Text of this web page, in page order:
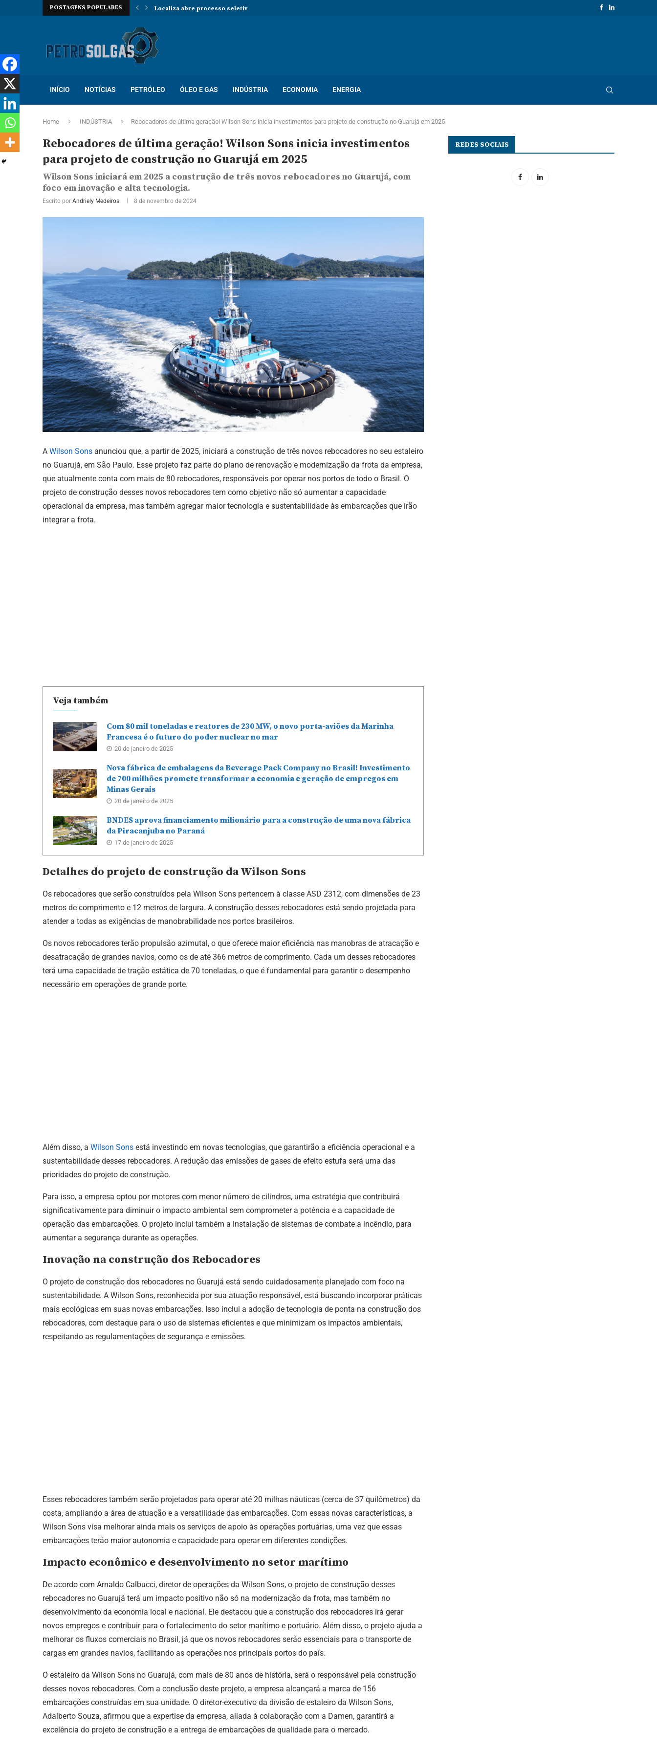
POSTAGENS POPULARES Localiza abre processo seletivo com mais de 400...
INÍCIO NOTÍCIAS PETRÓLEO ÓLEO E GAS INDÚSTRIA ECONOMIA ENERGIA
Home INDÚSTRIA Rebocadores de última geração! Wilson Sons inicia investimentos para projeto de construção no Guarujá em 2025
Rebocadores de última geração! Wilson Sons inicia investimentos
para projeto de construção no Guarujá em 2025
Wilson Sons iniciará em 2025 a construção de três novos rebocadores no Guarujá, com
foco em inovação e alta tecnologia.
Escrito por Andriely Medeiros 8 de novembro de 2024
A Wilson Sons anunciou que, a partir de 2025, iniciará a construção de três novos rebocadores no seu estaleiro
no Guarujá, em São Paulo. Esse projeto faz parte do plano de renovação e modernização da frota da empresa,
que atualmente conta com mais de 80 rebocadores, responsáveis por operar nos portos de todo o Brasil. O
projeto de construção desses novos rebocadores tem como objetivo não só aumentar a capacidade
operacional da empresa, mas também agregar maior tecnologia e sustentabilidade às embarcações que irão
integrar a frota.
Veja também
Com 80 mil toneladas e reatores de 230 MW, o novo porta-aviões da Marinha
Francesa é o futuro do poder nuclear no mar
20 de janeiro de 2025
Nova fábrica de embalagens da Beverage Pack Company no Brasil! Investimento
de 700 milhões promete transformar a economia e geração de empregos em
Minas Gerais
20 de janeiro de 2025
BNDES aprova financiamento milionário para a construção de uma nova fábrica
da Piracanjuba no Paraná
17 de janeiro de 2025
Detalhes do projeto de construção da Wilson Sons
Os rebocadores que serão construídos pela Wilson Sons pertencem à classe ASD 2312, com dimensões de 23
metros de comprimento e 12 metros de largura. A construção desses rebocadores está sendo projetada para
atender a todas as exigências de manobrabilidade nos portos brasileiros.
Os novos rebocadores terão propulsão azimutal, o que oferece maior eficiência nas manobras de atracação e
desatracação de grandes navios, como os de até 366 metros de comprimento. Cada um desses rebocadores
terá uma capacidade de tração estática de 70 toneladas, o que é fundamental para garantir o desempenho
necessário em operações de grande porte.
Além disso, a Wilson Sons está investindo em novas tecnologias, que garantirão a eficiência operacional e a
sustentabilidade desses rebocadores. A redução das emissões de gases de efeito estufa será uma das
prioridades do projeto de construção.
Para isso, a empresa optou por motores com menor número de cilindros, uma estratégia que contribuirá
significativamente para diminuir o impacto ambiental sem comprometer a potência e a capacidade de
operação das embarcações. O projeto inclui também a instalação de sistemas de combate a incêndio, para
aumentar a segurança durante as operações.
Inovação na construção dos Rebocadores
O projeto de construção dos rebocadores no Guarujá está sendo cuidadosamente planejado com foco na
sustentabilidade. A Wilson Sons, reconhecida por sua atuação responsável, está buscando incorporar práticas
mais ecológicas em suas novas embarcações. Isso inclui a adoção de tecnologia de ponta na construção dos
rebocadores, com destaque para o uso de sistemas eficientes e que minimizam os impactos ambientais,
respeitando as regulamentações de segurança e emissões.
Esses rebocadores também serão projetados para operar até 20 milhas náuticas (cerca de 37 quilômetros) da
costa, ampliando a área de atuação e a versatilidade das embarcações. Com essas novas características, a
Wilson Sons visa melhorar ainda mais os serviços de apoio às operações portuárias, uma vez que essas
embarcações terão maior autonomia e capacidade para operar em diferentes condições.
Impacto econômico e desenvolvimento no setor marítimo
De acordo com Arnaldo Calbucci, diretor de operações da Wilson Sons, o projeto de construção desses
rebocadores no Guarujá terá um impacto positivo não só na modernização da frota, mas também no
desenvolvimento da economia local e nacional. Ele destacou que a construção dos rebocadores irá gerar
novos empregos e contribuir para o fortalecimento do setor marítimo e portuário. Além disso, o projeto ajuda a
melhorar os fluxos comerciais no Brasil, já que os novos rebocadores serão essenciais para o transporte de
cargas em grandes navios, facilitando as operações nos principais portos do país.
O estaleiro da Wilson Sons no Guarujá, com mais de 80 anos de história, será o responsável pela construção
desses novos rebocadores. Com a conclusão deste projeto, a empresa alcançará a marca de 156
embarcações construídas em sua unidade. O diretor-executivo da divisão de estaleiro da Wilson Sons,
Adalberto Souza, afirmou que a expertise da empresa, aliada à colaboração com a Damen, garantirá a
excelência do projeto de construção e a entrega de embarcações de qualidade para o mercado.
REDES SOCIAIS